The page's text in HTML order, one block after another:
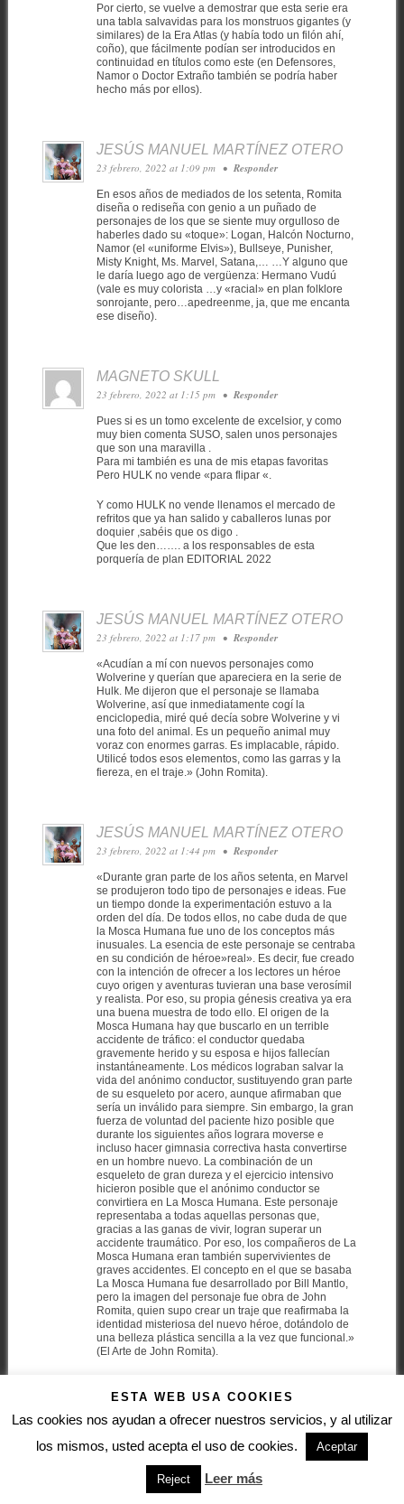
Por cierto, se vuelve a demostrar que esta serie era
una tabla salvavidas para los monstruos gigantes (y
similares) de la Era Atlas (y había todo un filón ahí,
coño), que fácilmente podían ser introducidos en
continuidad en títulos como este (en Defensores,
Namor o Doctor Extraño también se podría haber
hecho más por ellos).
JESÚS MANUEL MARTÍNEZ OTERO
23 febrero, 2022 at 1:09 pm • Responder
En esos años de mediados de los setenta, Romita
diseña o rediseña con genio a un puñado de
personajes de los que se siente muy orgulloso de
haberles dado su «toque»: Logan, Halcón Nocturno,
Namor (el «uniforme Elvis»), Bullseye, Punisher,
Misty Knight, Ms. Marvel, Satana,… …Y alguno que
le daría luego ago de vergüenza: Hermano Vudú
(vale es muy colorista …y «racial» en plan folklore
sonrojante, pero…apedreenme, ja, que me encanta
ese diseño).
MAGNETO SKULL
23 febrero, 2022 at 1:15 pm • Responder
Pues si es un tomo excelente de excelsior, y como
muy bien comenta SUSO, salen unos personajes
que son una maravilla .
Para mi también es una de mis etapas favoritas
Pero HULK no vende «para flipar «.
Y como HULK no vende llenamos el mercado de
refritos que ya han salido y caballeros lunas por
doquier ,sabéis que os digo .
Que les den……. a los responsables de esta
porquería de plan EDITORIAL 2022
JESÚS MANUEL MARTÍNEZ OTERO
23 febrero, 2022 at 1:17 pm • Responder
«Acudían a mí con nuevos personajes como
Wolverine y querían que apareciera en la serie de
Hulk. Me dijeron que el personaje se llamaba
Wolverine, así que inmediatamente cogí la
enciclopedia, miré qué decía sobre Wolverine y vi
una foto del animal. Es un pequeño animal muy
voraz con enormes garras. Es implacable, rápido.
Utilicé todos esos elementos, como las garras y la
fiereza, en el traje.» (John Romita).
JESÚS MANUEL MARTÍNEZ OTERO
23 febrero, 2022 at 1:44 pm • Responder
«Durante gran parte de los años setenta, en Marvel
se produjeron todo tipo de personajes e ideas. Fue
un tiempo donde la experimentación estuvo a la
orden del día. De todos ellos, no cabe duda de que
la Mosca Humana fue uno de los conceptos más
inusuales. La esencia de este personaje se centraba
en su condición de héroe»real». Es decir, fue creado
con la intención de ofrecer a los lectores un héroe
cuyo origen y aventuras tuvieran una base verosímil
y realista. Por eso, su propia génesis creativa ya era
una buena muestra de todo ello. El origen de la
Mosca Humana hay que buscarlo en un terrible
accidente de tráfico: el conductor quedaba
gravemente herido y su esposa e hijos fallecían
instantáneamente. Los médicos lograban salvar la
vida del anónimo conductor, sustituyendo gran parte
de su esqueleto por acero, aunque afirmaban que
sería un inválido para siempre. Sin embargo, la gran
fuerza de voluntad del paciente hizo posible que
durante los siguientes años lograra moverse e
incluso hacer gimnasia correctiva hasta convertirse
en un hombre nuevo. La combinación de un
esqueleto de gran dureza y el ejercicio intensivo
hicieron posible que el anónimo conductor se
convirtiera en La Mosca Humana. Este personaje
representaba a todas aquellas personas que,
gracias a las ganas de vivir, logran superar un
accidente traumático. Por eso, los compañeros de La
Mosca Humana eran también supervivientes de
graves accidentes. El concepto en el que se basaba
La Mosca Humana fue desarrollado por Bill Mantlo,
pero la imagen del personaje fue obra de John
Romita, quien supo crear un traje que reafirmaba la
identidad misteriosa del nuevo héroe, dotándolo de
una belleza plástica sencilla a la vez que funcional.»
(El Arte de John Romita).
JESÚS MANUEL MARTÍNEZ
OTERO
23 febrero, 2022 at 1:47 pm • Responder
Sí, la serie no aguantó ni una veintena de
números, pero aparte de por el agradable
ESTA WEB USA COOKIES
Las cookies nos ayudan a ofrecer nuestros servicios, y al utilizar
los mismos, usted acepta el uso de cookies.
Aceptar
Reject Leer más